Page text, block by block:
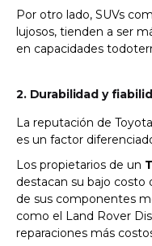
Por otro lado, SUVs
lujosos, tienden a ser
en capacidades
2. Durabilidad y
La reputación de
es un factor
Los propietarios de un
destacan su bajo
de sus componentes
como el Land Rover
reparaciones más